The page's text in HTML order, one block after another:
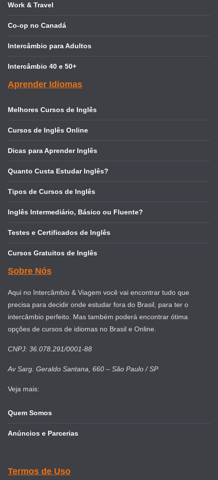
Work & Travel
Co-op no Canadá
Intercâmbio para Adultos
Intercâmbio 40 e 50+
Aprender Idiomas
Melhores Cursos de Inglês
Cursos de Inglês Online
Dicas para Aprender Inglês
Quanto Custa Estudar Inglês?
Tipos de Cursos de Inglês
Inglês Intermediário, Básico ou Fluente?
Testes e Certificados de Inglês
Cursos Gratuitos de Inglês
Sobre Nós
Aqui no Intercâmbio & Viagem você vai encontrar tudo que
precisa para decidir onde estudar fora do Brasil, para ter o
intercâmbio perfeito. Mas também poderá encontrar ótima
opções de cursos de idiomas no Brasil e Online.
CNPJ: 36.078.291/0001-88
Av Sarg. Geraldo Santana, 660 – São Paulo / SP
Veja mais:
Quem Somos
Anúncios e Parcerias
Termos de Uso